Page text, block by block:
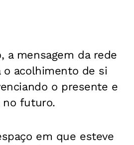
a mensagem da rede
acolhimento de si
o presente e
no futuro.
em que esteve